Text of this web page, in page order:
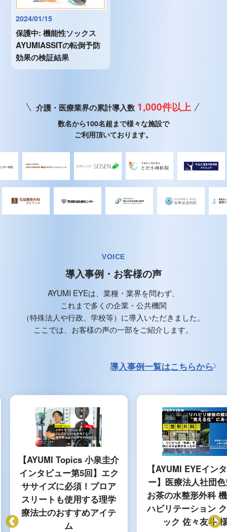
2024/01/15
保護中: 機能性ソックス
AYUMIASSITの転倒予防
効果の検証結果
介護・医療業界の累計導入数 1,000件以上
数名から100名超まで様々な施設で
ご利用頂いております。
VOICE
導入事例・お客様の声
AYUMI EYEは、業種・業界を問わず、
これまで多くの企業・公共機関
（特殊法人や行政、学校等）に導入いただきました。
ここでは、お客様の声の一部をご紹介します。
導入事例一覧はこちらから
【AYUMI Topics 小泉圭介
インタビュー第5回】エク
ササイズに必須！プロア
スリートも使用する理学
療法士のおすすめアイテ
ム
【AYUMI EYEイン
ー】医療法人社団
お茶の水整形外科
ハビリテーション
ック 佐々友斗